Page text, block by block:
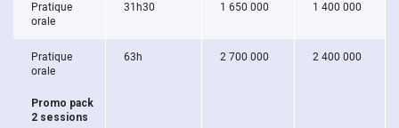
Pratique
orale
31h30 1 650 000 1 400 000
Pratique
orale
Promo pack
2 sessions
63h 2 700 000 2 400 000